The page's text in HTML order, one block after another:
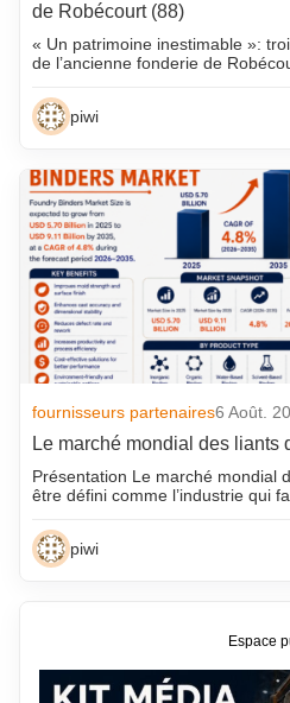
de Robécourt (88)
« Un patrimoine inestimable »:
de l’ancienne fonderie de
piwi
fournisseurs partenaires6 Août.
Le marché mondial des liants
Présentation Le marché mondial
être défini comme l’industrie qui
piwi
Espace